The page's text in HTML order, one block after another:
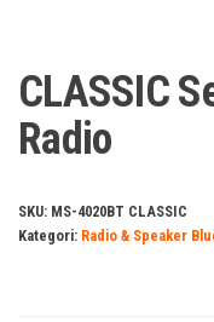
CLASSIC
Radio
SKU: MS-4020BT CLASSIC
Kategori: Radio & Speaker